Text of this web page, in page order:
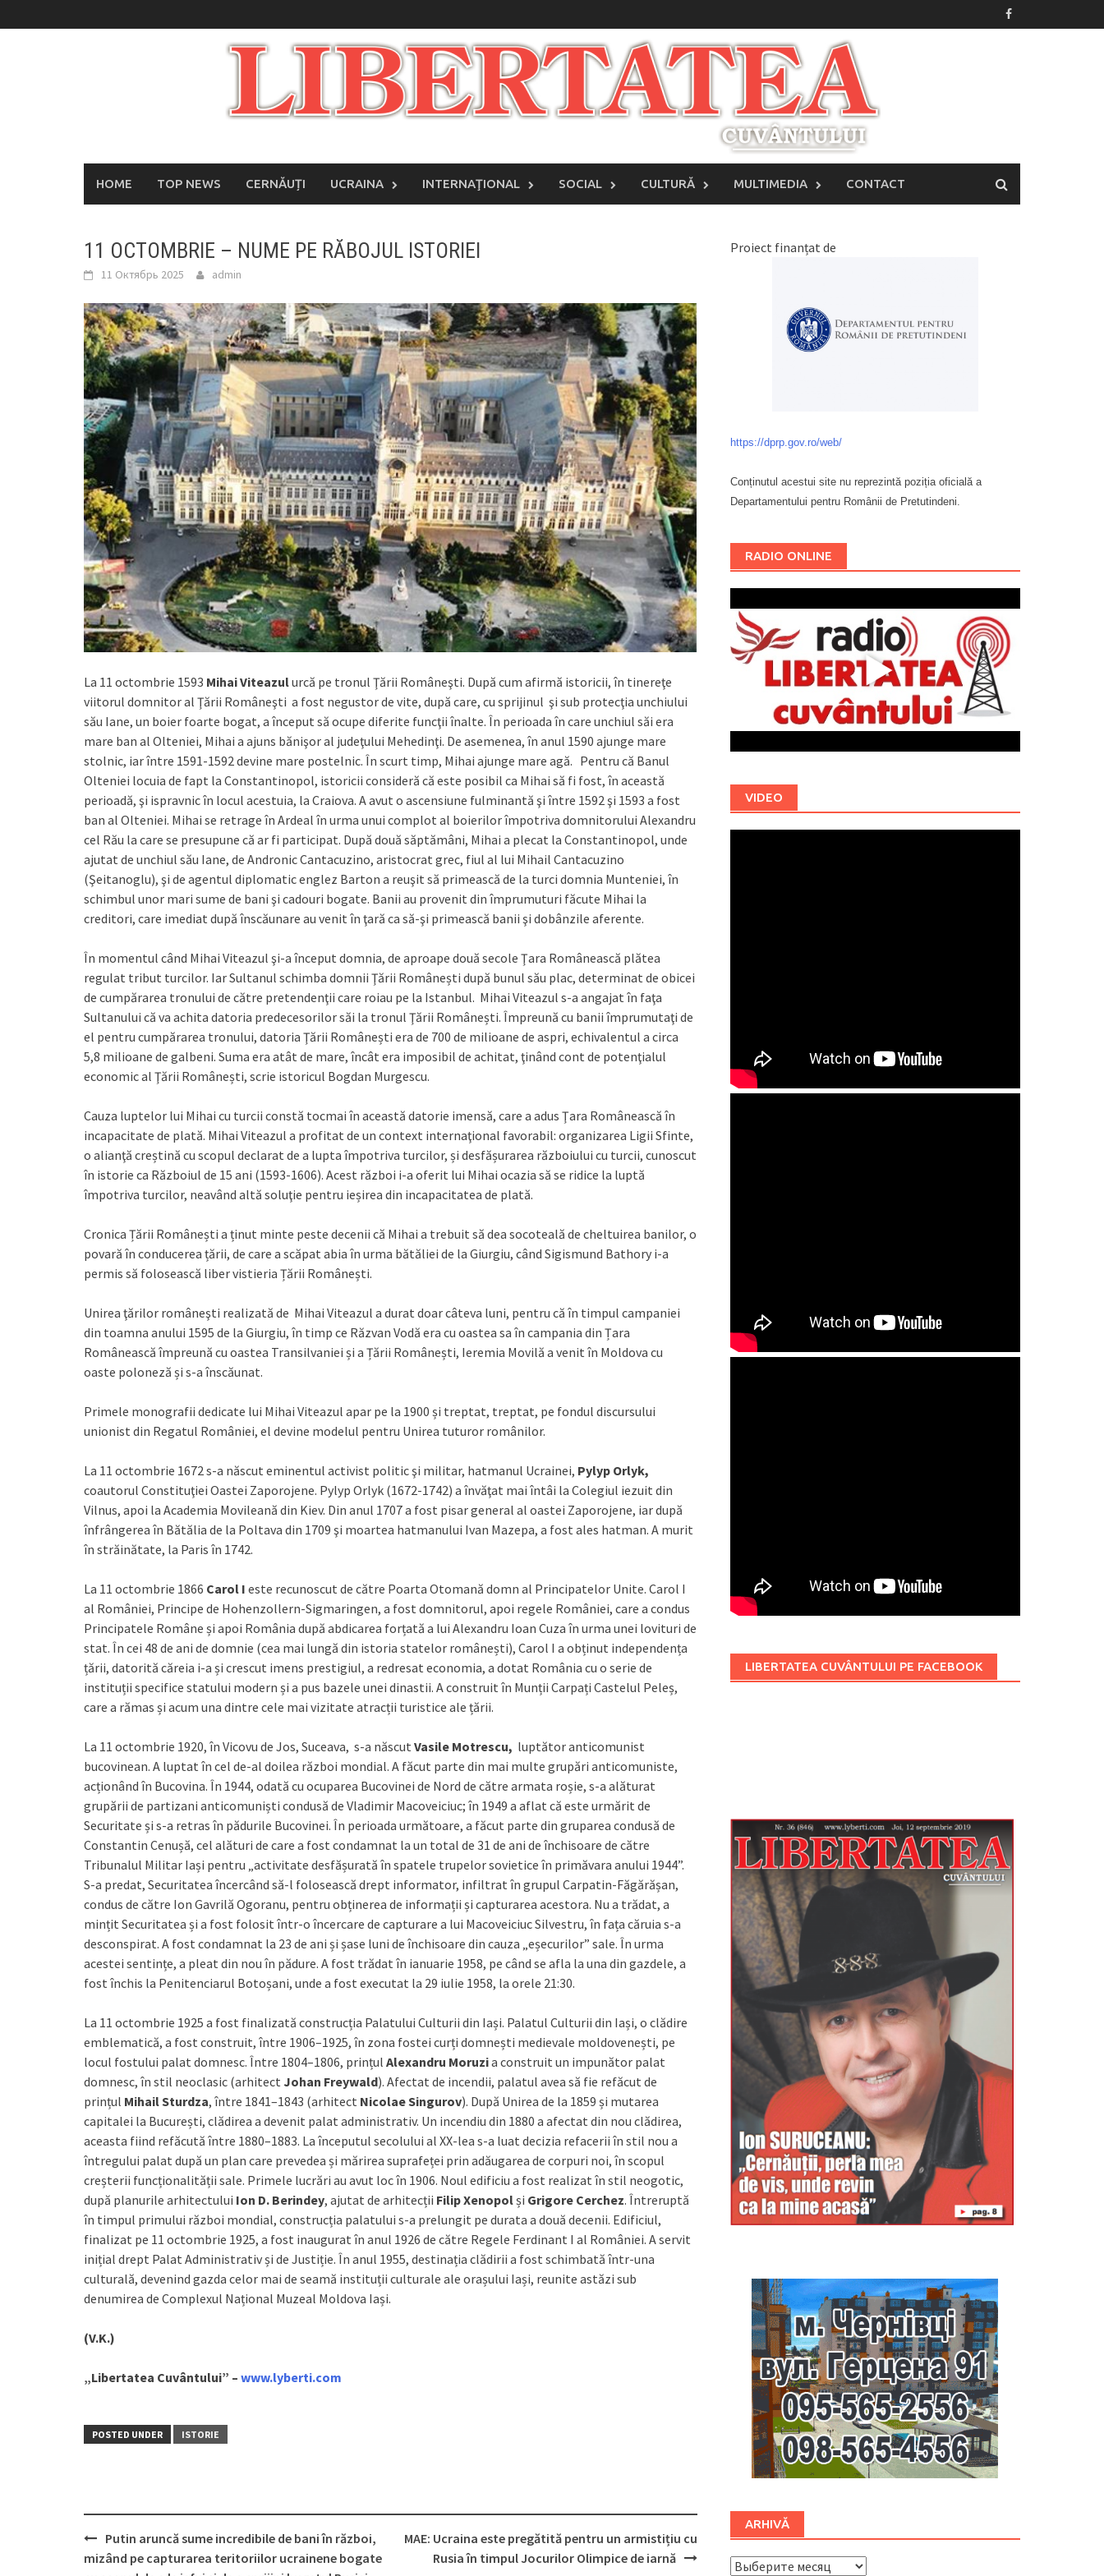
to
HOME TOP NEWS CERNĂUȚI UCRAINA INTERNAŢIONAL SOCIAL CULTURĂ MULTIMEDIA CONTACT
11 OCTOMBRIE – NUME PE RĂBOJUL ISTORIEI
11 Октябрь 2025 admin
La 11 octombrie 1593 Mihai Viteazulurcă pe tronul Ţării Româneşti. După cum afirmă istoricii, în tinereţe
viitorul domnitor al Ţării Româneşti a fost negustor de vite, după care, cu sprijinul şi sub protecţia unchiului
său Iane, un boier foarte bogat, a început să ocupe diferite funcţii înalte. În perioada în care unchiul săi era
mare ban al Olteniei, Mihai a ajuns bănişor al judeţului Mehedinţi. De asemenea, în anul 1590 ajunge mare
stolnic, iar între 1591-1592 devine mare postelnic. În scurt timp, Mihai ajunge mare agă. Pentru că Banul
Olteniei locuia de fapt la Constantinopol, istoricii consideră că este posibil ca Mihai să fi fost, în această
perioadă, şi ispravnic în locul acestuia, la Craiova. A avut o ascensiune fulminantă şi între 1592 şi 1593 a fost
ban al Olteniei. Mihai se retrage în Ardeal în urma unui complot al boierilor împotriva domnitorului Alexandru
cel Rău la care se presupune că ar fi participat. După două săptămâni, Mihai a plecat la Constantinopol, unde
ajutat de unchiul său Iane, de Andronic Cantacuzino, aristocrat grec, fiul al lui Mihail Cantacuzino
(Şeitanoglu), şi de agentul diplomatic englez Barton a reuşit să primească de la turci domnia Munteniei, în
schimbul unor mari sume de bani şi cadouri bogate. Banii au provenit din împrumuturi făcute Mihai la
creditori, care imediat după înscăunare au venit în ţară ca să-şi primească banii şi dobânzile aferente.
În momentul când Mihai Viteazul şi-a început domnia, de aproape două secole Ţara Românească plătea
regulat tribut turcilor. Iar Sultanul schimba domnii Ţării Românești după bunul său plac, determinat de obicei
de cumpărarea tronului de către pretendenţii care roiau pe la Istanbul. Mihai Viteazul s-a angajat în faţa
Sultanului că va achita datoria predecesorilor săi la tronul Ţării Românești. Împreună cu banii împrumutaţi de
el pentru cumpărarea tronului, datoria Ţării Românești era de 700 de milioane de aspri, echivalentul a circa
5,8 milioane de galbeni. Suma era atât de mare, încât era imposibil de achitat, ţinând cont de potenţialul
economic al Ţării Românești, scrie istoricul Bogdan Murgescu.
Cauza luptelor lui Mihai cu turcii constă tocmai în această datorie imensă, care a adus Ţara Românească în
incapacitate de plată. Mihai Viteazul a profitat de un context internaţional favorabil: organizarea Ligii Sfinte,
o alianţă creștină cu scopul declarat de a lupta împotriva turcilor, și desfășurarea războiului cu turcii, cunoscut
în istorie ca Războiul de 15 ani (1593-1606). Acest război i-a oferit lui Mihai ocazia să se ridice la luptă
împotriva turcilor, neavând altă soluţie pentru ieșirea din incapacitatea de plată.
Cronica Țării Românești a ținut minte peste decenii că Mihai a trebuit să dea socoteală de cheltuirea banilor, o
povară în conducerea țării, de care a scăpat abia în urma bătăliei de la Giurgiu, când Sigismund Bathory i-a
permis să folosească liber vistieria Țării Românești.
Unirea ţărilor româneşti realizată de Mihai Viteazul a durat doar câteva luni, pentru că în timpul campaniei
din toamna anului 1595 de la Giurgiu, în timp ce Răzvan Vodă era cu oastea sa în campania din Țara
Românească împreună cu oastea Transilvaniei și a Țării Românești, Ieremia Movilă a venit în Moldova cu
oaste poloneză și s-a înscăunat.
Primele monografii dedicate lui Mihai Viteazul apar pe la 1900 și treptat, treptat, pe fondul discursului
unionist din Regatul României, el devine modelul pentru Unirea tuturor românilor.
La 11 octombrie 1672 s-a născut eminentul activist politic şi militar, hatmanul Ucrainei, Pylyp Orlyk,
coautorul Constituţiei Oastei Zaporojene. Pylyp Orlyk (1672-1742) a învăţat mai întâi la Colegiul iezuit din
Vilnus, apoi la Academia Movileană din Kiev. Din anul 1707 a fost pisar general al oastei Zaporojene, iar după
înfrângerea în Bătălia de la Poltava din 1709 şi moartea hatmanului Ivan Mazepa, a fost ales hatman. A murit
în străinătate, la Paris în 1742.
La 11 octombrie 1866 Carol I este recunoscut de către Poarta Otomană domn al Principatelor Unite. Carol I
al României, Principe de Hohenzollern-Sigmaringen, a fost domnitorul, apoi regele României, care a condus
Principatele Române și apoi România după abdicarea forțată a lui Alexandru Ioan Cuza în urma unei lovituri de
stat. În cei 48 de ani de domnie (cea mai lungă din istoria statelor românești), Carol I a obținut independența
țării, datorită căreia i-a și crescut imens prestigiul, a redresat economia, a dotat România cu o serie de
instituții specifice statului modern și a pus bazele unei dinastii. A construit în Munții Carpați Castelul Peleș,
care a rămas și acum una dintre cele mai vizitate atracții turistice ale țării.
La 11 octombrie 1920, în Vicovu de Jos, Suceava, s-a născut Vasile Motrescu, luptător anticomunist
bucovinean. A luptat în cel de-al doilea război mondial. A făcut parte din mai multe grupări anticomuniste,
acționând în Bucovina. În 1944, odată cu ocuparea Bucovinei de Nord de către armata roșie, s-a alăturat
grupării de partizani anticomuniști condusă de Vladimir Macoveiciuc; în 1949 a aflat că este urmărit de
Securitate și s-a retras în pădurile Bucovinei. În perioada următoare, a făcut parte din gruparea condusă de
Constantin Cenușă, cel alături de care a fost condamnat la un total de 31 de ani de închisoare de către
Tribunalul Militar Iași pentru „activitate desfășurată în spatele trupelor sovietice în primăvara anului 1944”.
S-a predat, Securitatea încercând să-l folosească drept informator, infiltrat în grupul Carpatin-Făgărășan,
condus de către Ion Gavrilă Ogoranu, pentru obținerea de informații și capturarea acestora. Nu a trădat, a
mințit Securitatea și a fost folosit într-o încercare de capturare a lui Macoveiciuc Silvestru, în fața căruia s-a
desconspirat. A fost condamnat la 23 de ani și șase luni de închisoare din cauza „eșecurilor” sale. În urma
acestei sentințe, a pleat din nou în pădure. A fost trădat în ianuarie 1958, pe când se afla la una din gazdele, a
fost închis la Penitenciarul Botoșani, unde a fost executat la 29 iulie 1958, la orele 21:30.
La 11 octombrie 1925 a fost finalizată construcția Palatului Culturii din Iași. Palatul Culturii din Iași, o clădire
emblematică, a fost construit, între 1906–1925, în zona fostei curți domnești medievale moldovenești, pe
locul fostului palat domnesc. Între 1804–1806, prințul Alexandru Moruzia construit un impunător palat
domnesc, în stil neoclasic (arhitect Johan Freywald). Afectat de incendii, palatul avea să fie refăcut de
prințul Mihail Sturdza, între 1841–1843 (arhitect Nicolae Singurov). După Unirea de la 1859 și mutarea
capitalei la București, clădirea a devenit palat administrativ. Un incendiu din 1880 a afectat din nou clădirea,
aceasta fiind refăcută între 1880–1883. La începutul secolului al XX-lea s-a luat decizia refacerii în stil nou a
întregului palat după un plan care prevedea și mărirea suprafeței prin adăugarea de corpuri noi, în scopul
creșterii funcționalității sale. Primele lucrări au avut loc în 1906. Noul edificiu a fost realizat în stil neogotic,
după planurile arhitectului Ion D. Berindey, ajutat de arhitecții Filip Xenopolși Grigore Cerchez. Întreruptă
în timpul primului război mondial, construcția palatului s-a prelungit pe durata a două decenii. Edificiul,
finalizat pe 11 octombrie 1925, a fost inaugurat în anul 1926 de către Regele Ferdinant I al României. A servit
inițial drept Palat Administrativ și de Justiție. În anul 1955, destinația clădirii a fost schimbată într-una
culturală, devenind gazda celor mai de seamă instituții culturale ale orașului Iași, reunite astăzi sub
denumirea de Complexul Național Muzeal Moldova Iași.
(V.K.)
„Libertatea Cuvântului” – www.lyberti.com
POSTED UNDER ISTORIE
Post
Putin aruncă sume incredibile de bani în război,
mizând pe capturarea teritoriilor ucrainene bogate
MAE: Ucraina este pregătită pentru un armistițiu cu
Rusia în timpul Jocurilor Olimpice de iarnă
Proiect finanțat de
https://dprp.gov.ro/web/
Conținutul acestui site nu reprezintă poziția oficială a
Departamentului pentru Românii de Pretutindeni.
RADIO ONLINE
VIDEO
LIBERTATEA CUVÂNTULUI PE FACEBOOK
ARHIVĂ
ARHIVĂ